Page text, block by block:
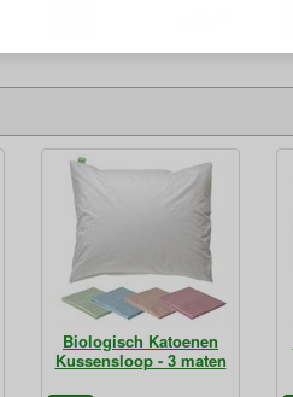
Biologisch Katoenen
Kussensloop - 3 maten